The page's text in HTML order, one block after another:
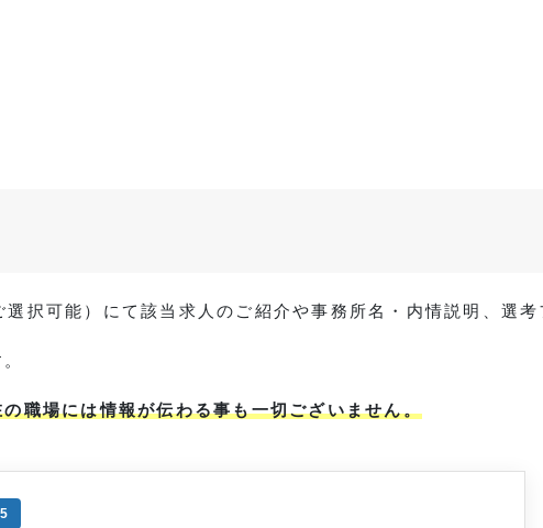
択可能）にて該当求人のご紹介や事務所名・内情説明、選考
職場には情報が伝わる事も一切ございません。